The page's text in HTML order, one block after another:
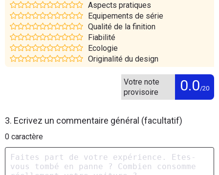
Aspects pratiques
Equipements de série
Qualité de la finition
Fiabilité
Ecologie
Originalité du design
Votre note
provisoire
0.0/20
3. Ecrivez un commentaire général (facultatif)
0 caractère